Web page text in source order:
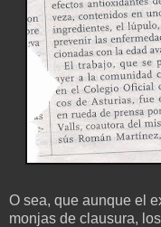
O sea, que aunque el
monjas de clausura,